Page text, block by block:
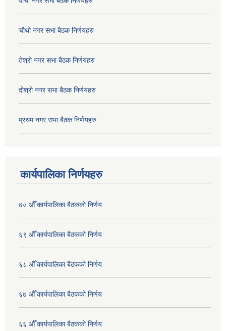
चौथो नगर सभा बैठक निर्णयहरु
तेश्रो नगर सभा बैठक निर्णयहरु
दोश्रो नगर सभा बैठक निर्णयहरु
प्रथम नगर सभा बैठक निर्णयहरु
कार्यपालिका निर्णयहरु
७० औँ कार्यपालिका बैठकको निर्णय
६९ औँ कार्यपालिका बैठकको निर्णय
६८ औँ कार्यपालिका बैठकको निर्णय
६७ औँ कार्यपालिका बैठकको निर्णय
६६ औँ कार्यपालिका बैठकको निर्णय